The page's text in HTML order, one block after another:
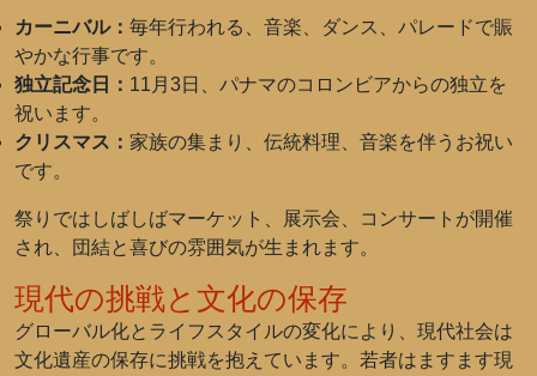
カーニバル： 毎年行われる、音楽、ダンス、パレードで賑
やかな行事です。
独立記念日： 11月3日、パナマのコロンビアからの独立を
祝います。
クリスマス： 家族の集まり、伝統料理、音楽を伴うお祝い
です。
祭りではしばしばマーケット、展示会、コンサートが開催
され、団結と喜びの雰囲気が生まれます。
現代の挑戦と文化の保存
グローバル化とライフスタイルの変化により、現代社会は
文化遺産の保存に挑戦を抱えています。若者はますます現